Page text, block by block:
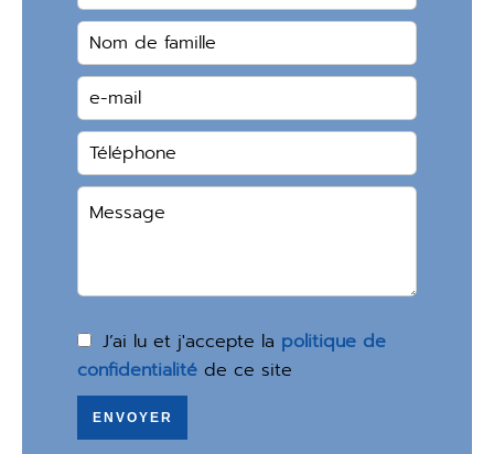
J’ai lu et j'accepte la politique de
confidentialité de ce site
ENVOYER